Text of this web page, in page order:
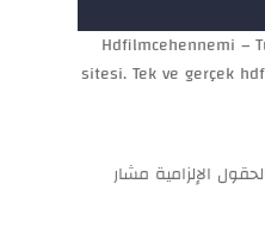
Hdfilmcehennemi –
sitesi. Tek ve gerçek
الإلزامية مشار